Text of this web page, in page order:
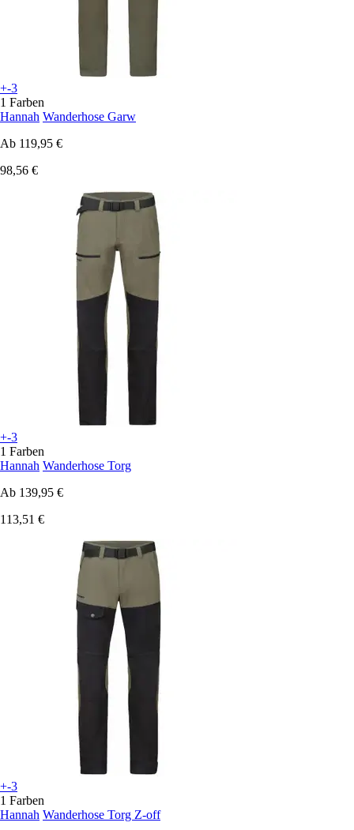
+-3
1 Farben
Hannah Wanderhose Garw
Ab 119,95 €
98,56 €
+-3
1 Farben
Hannah Wanderhose Torg
Ab 139,95 €
113,51 €
+-3
1 Farben
Hannah Wanderhose Torg Z-off